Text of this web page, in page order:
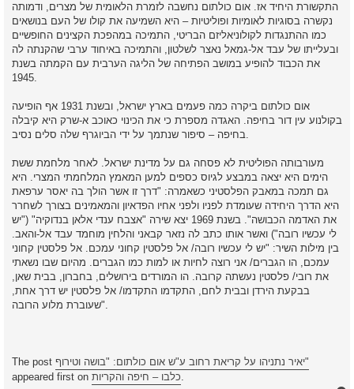
התקשורת היחיד אז. אום כולתום נחשבה לזמרת הלאומית של מצרים, ודמותה
נקשרה בסוגיות לאומיות ופוליטיות – היא השמיעה את קולו של העם בנושאים
כמו ההתנגדות לקולוניאליזם הבריטי, התמיכה במהפכת הקצינים החופשיים
ובעלייתו של עבד אל-גמאל נאצר לשלטון, והתמיכה באיחוד ערבי שהקנתה לה
את הכבוד להופיע במושב הפתיחה של הליגה הערבית עם הקמתה בשנת
1945.
אום כולתום ביקרה כמה פעמים בארץ ישראל, ובשנת 1931 אף הופיעה
בקולנוע עין דור בחיפה. האגדה מספרת כי את הכינוי כאוכב א-שרק היא קיבלה
בחיפה – סיפור שנתמך על ידי הביוגרף שלה סלים נסיב.
מעורבותה הפוליטית לא פסחה גם על מדינת ישראל. לאחר מלחמת ששת
הימים היא יצאה במבצע לגיוס כספים למען המאמץ המלחמתי המצרי. היא
גם תמכה במאבק הפלסטיני כשאמרה: "דרך זו אשר הולך בה יאסר ערפאת
היא הדרך היחידה שעומדת לפניו ולפני אחיו הפדאיון והמאמינים בצורך לשחרר
את האדמה הכבושה". בשנת 1969 יצא שירה "אצבח ענדי אלאן בנדוקיה" ("יש
לי עכשיו רובה") ואשר אותו כתב לה נזאר קבאני והלחין מוחמד עבד אל-והאב.
בין מילות השיר: "יש לי עכשיו רובה/ אל פלסטין קחוני עמכם. אל פלסטין קחוני
עמכם, הו הגברים/ אני רוצה לחיות או למות כמו הגברים. מהיום שבו נשאתי
את רובי/ פלסטין נעשתה קרובה. הו המורדים בירושלים, בחברון, בבית שאן,
בבקעת הירדן ובבית לחם, התקדמו התקדמו/ אל פלסטין יש דרך אחת,
שעוברת מלוע הרובה".
The post
יאיר נתניהו על קריאת רחוב ע"ש אום כולתום: "בושה וטירוף"
appeared first on כלבו – חיפה והקריות.